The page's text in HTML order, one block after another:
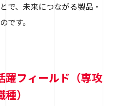
で、未来につながる製品・
です。
躍フィールド（専攻
）